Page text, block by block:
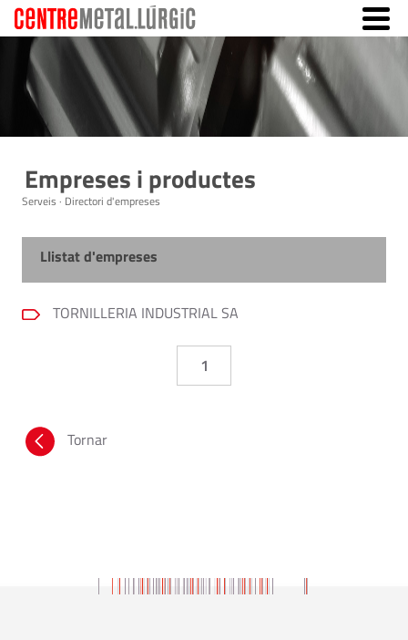
Empreses i productes
Serveis · Directori d'empreses
Llistat d'empreses
TORNILLERIA INDUSTRIAL SA
1
Tornar